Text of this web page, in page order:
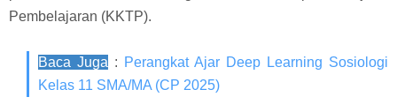
Pembelajaran (KKTP).
Baca Juga : Perangkat Ajar Deep Learning Sosiologi
Kelas 11 SMA/MA (CP 2025)